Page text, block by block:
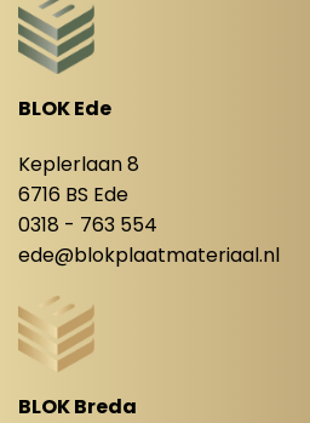
BLOK Ede
Keplerlaan 8
6716 BS Ede
0318 - 763 554
ede@blokplaatmateriaal.nl
BLOK Breda